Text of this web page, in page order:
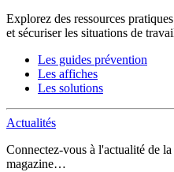
Explorez des ressources
et sécuriser les situations de
Les guides prévention
Les affiches
Les solutions
Actualités
Connectez-vous à l'actualité de
magazine…